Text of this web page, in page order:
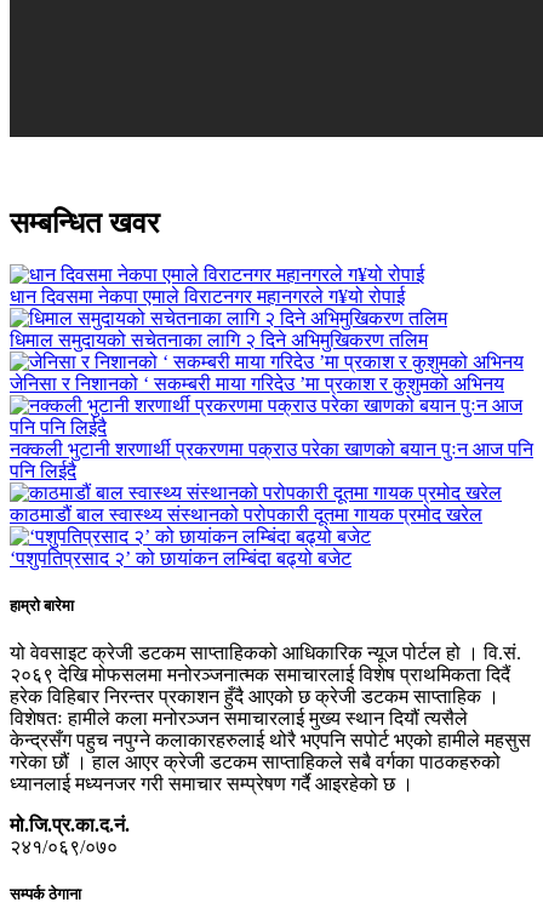
सम्बन्धित खवर
धान दिवसमा नेकपा एमाले विराटनगर महानगरले ग¥यो रोपाई
धिमाल समुदायको सचेतनाका लागि २ दिने अभिमुखिकरण तलिम
जेनिसा र निशानको ‘ सकम्बरी माया गरिदेउ ’मा प्रकाश र कुशुमको अभिनय
नक्कली भुटानी शरणार्थी प्रकरणमा पक्राउ परेका खाणको बयान पुःन आज पनि
पनि लिईदै
काठमाडौं बाल स्वास्थ्य संस्थानको परोपकारी दूतमा गायक प्रमोद खरेल
‘पशुपतिप्रसाद २’ को छायांकन लम्बिंदा बढ्यो बजेट
हाम्रो बारेमा
यो वेवसाइट क्रेजी डटकम साप्ताहिकको आधिकारिक न्यूज पोर्टल हो । वि.सं.
२०६९ देखि मोफसलमा मनोरञ्जनात्मक समाचारलाई विशेष प्राथमिकता दिदैं
हरेक विहिबार निरन्तर प्रकाशन हुँदै आएको छ क्रेजी डटकम साप्ताहिक ।
विशेषतः हामीले कला मनोरञ्जन समाचारलाई मुख्य स्थान दियौं त्यसैले
केन्द्रसँग पहुच नपुग्ने कलाकारहरुलाई थोरै भएपनि सपोर्ट भएको हामीले महसुस
गरेका छौं । हाल आएर क्रेजी डटकम साप्ताहिकले सबै वर्गका पाठकहरुको
ध्यानलाई मध्यनजर गरी समाचार सम्प्रेषण गर्दै आइरहेको छ ।
मो.जि.प्र.का.द.नं.
२४१/०६९/०७०
सम्पर्क ठेगाना